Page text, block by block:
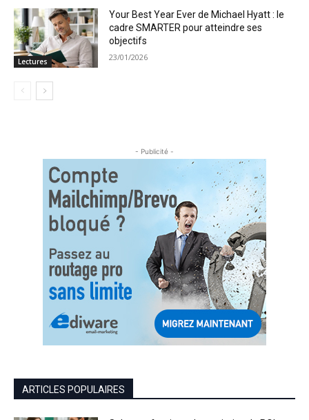
Lectures
Your Best Year Ever de Michael Hyatt : le
cadre SMARTER pour atteindre ses
objectifs
23/01/2026
- Publicité -
ARTICLES POPULAIRES